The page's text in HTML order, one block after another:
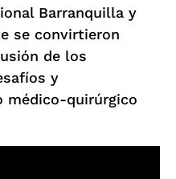
Barranquilla y
se convirtieron
de los
y
médico-quirúrgico